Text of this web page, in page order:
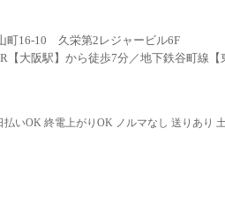
町16-10 久栄第2レジャービル6F
【大阪駅】から徒歩7分／地下鉄谷町線【
いOK 終電上がりOK ノルマなし 送りあり